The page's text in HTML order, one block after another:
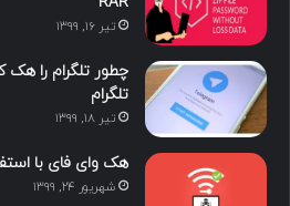
ما را دنبال کنید